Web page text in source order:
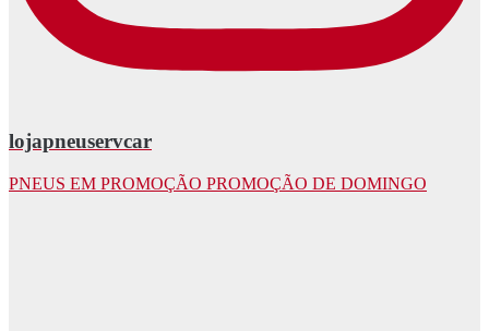
lojapneuservcar
PNEUS EM PROMOÇÃO PROMOÇÃO DE DOMINGO